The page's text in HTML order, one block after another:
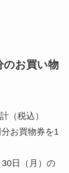
のお買い物
（税込）
お買物券を1
日（月）の